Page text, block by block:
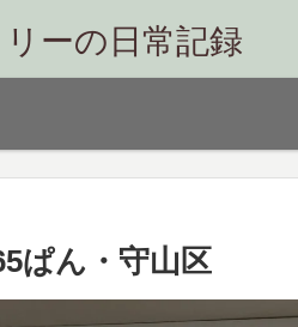
ーの日常記録
ぱん・守山区